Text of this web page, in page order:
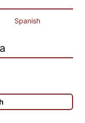
Spanish